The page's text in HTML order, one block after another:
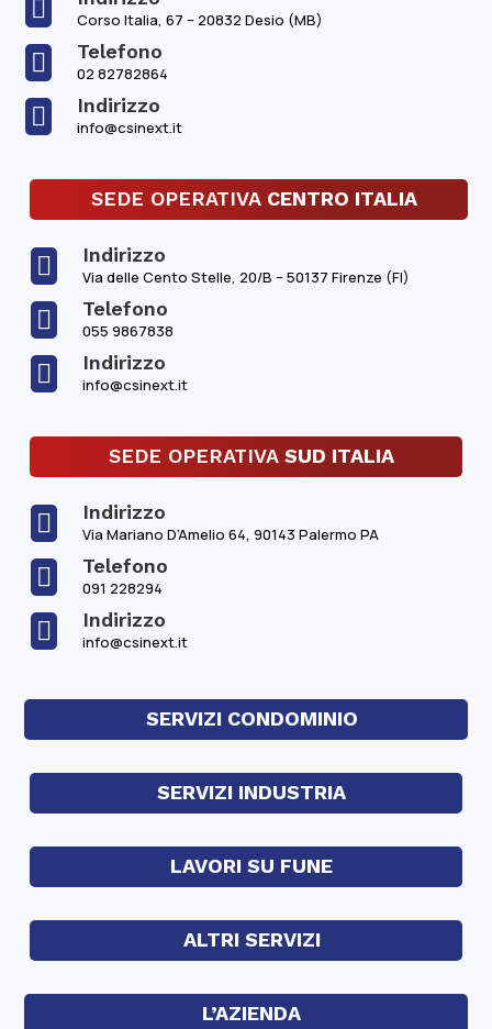
 Corso Italia, 67 – 20832 Desio (MB)
 Telefono
02 82782864
 Indirizzo
info@csinext.it
SEDE OPERATIVA CENTRO ITALIA
 Indirizzo
Via delle Cento Stelle, 20/B – 50137 Firenze (FI)
 Telefono
055 9867838
 Indirizzo
info@csinext.it
SEDE OPERATIVA SUD ITALIA
 Indirizzo
Via Mariano D’Amelio 64, 90143 Palermo PA
 Telefono
091 228294
 Indirizzo
info@csinext.it
SERVIZI CONDOMINIO
SERVIZI INDUSTRIA
LAVORI SU FUNE
ALTRI SERVIZI
L’AZIENDA